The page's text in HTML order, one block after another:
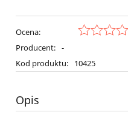
Ocena:
Producent: -
Kod produktu:
10425
Opis